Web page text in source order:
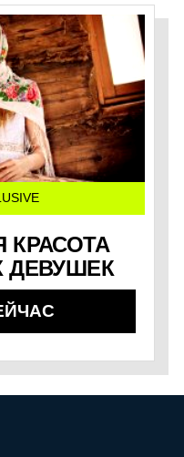
КРАСОТА
ДЕВУШЕК